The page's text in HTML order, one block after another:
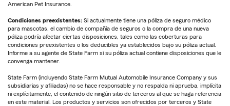
American Pet Insurance.
Condiciones preexistentes: Si actualmente tiene una póliza de seguro médico
para mascotas, el cambio de compañía de seguros o la compra de una nueva
póliza podría afectar ciertas disposiciones, tales como las coberturas para
condiciones preexistentes o los deducibles ya establecidos bajo su póliza actual.
Informe a su agente de State Farm si su póliza actual contiene disposiciones que le
convenga mantener.
State Farm (incluyendo State Farm Mutual Automobile Insurance Company y sus
subsidiarias y afiliadas) no se hace responsable y no respalda ni aprueba, implícita
ni explícitamente, el contenido de ningún sitio de terceros al que se haga referencia
en este material. Los productos y servicios son ofrecidos por terceros y State